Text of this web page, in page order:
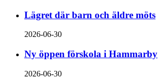
Lägret där barn och äldre möts
2026-06-30
Ny öppen förskola i Hammarby
2026-06-30